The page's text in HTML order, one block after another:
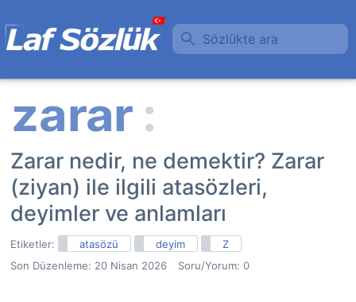
Sözlükte ara
Zarar nedir, ne demektir? Zarar
(ziyan) ile ilgili atasözleri,
deyimler ve anlamları
Etiketler: atasözü deyim
Z
Son Düzenleme: 20 Nisan 2026 Soru/Yorum: 0